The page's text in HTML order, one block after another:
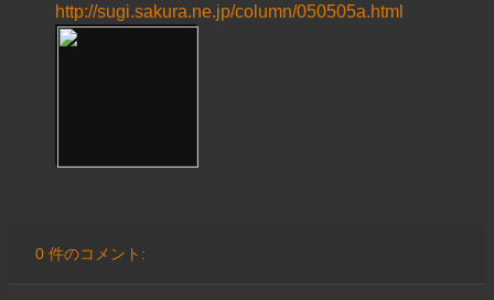
http://sugi.sakura.ne.jp/column/050505a.html
0 件のコメント: